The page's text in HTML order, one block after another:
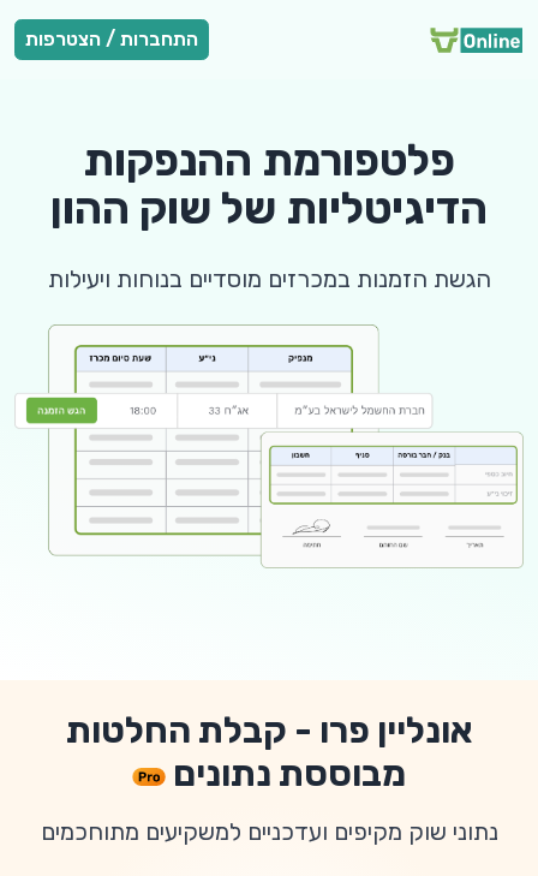
התחברות / הצטרפות
פלטפורמת ההנפקות
הדיגיטליות של שוק ההון
הגשת הזמנות במכרזים מוסדיים בנוחות ויעילות
אונליין פרו - קבלת החלטות
מבוססת נתונים
נתוני שוק מקיפים ועדכניים למשקיעים מתוחכמים